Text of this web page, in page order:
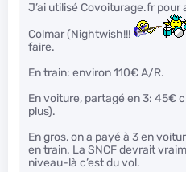
J’ai utilisé Covoiturage.fr pour
Colmar (Nightwish!!!
faire.
En train: environ 110€ A/R.
En voiture, partagé en 3: 45€
plus).
En gros, on a payé à 3 en
en train. La SNCF devrait
niveau-là c’est du vol.